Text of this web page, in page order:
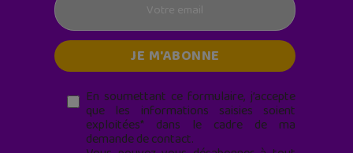
En soumettant ce formulaire, j’accepte
que les informations saisies soient
exploitées* dans le cadre de ma
demande de contact.